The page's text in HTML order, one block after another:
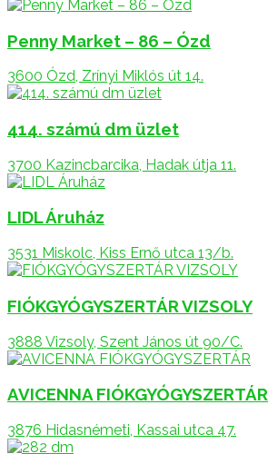
Penny Market – 86 – Ózd
3600 Ózd, Zrínyi Miklós út 14.
414. számú dm üzlet
3700 Kazincbarcika, Hadak útja 11.
LIDL Áruház
3531 Miskolc, Kiss Ernő utca 13/b.
FIÓKGYÓGYSZERTÁR VIZSOLY
3888 Vizsoly, Szent János út 90/C.
AVICENNA FIÓKGYÓGYSZERTÁR
3876 Hidasnémeti, Kassai utca 47.